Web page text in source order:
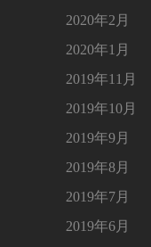
2020年2月
2020年1月
2019年11月
2019年10月
2019年9月
2019年8月
2019年7月
2019年6月